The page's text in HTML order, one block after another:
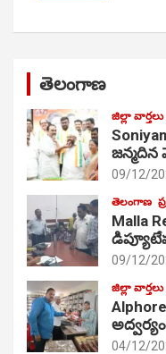
తెలంగాణ
జిల్లా వార్తలు
జ‌న్మ‌దిన
09/12/
తెలంగాణ
Malla
09/12/
జిల్లా వార్తలు
04/12/